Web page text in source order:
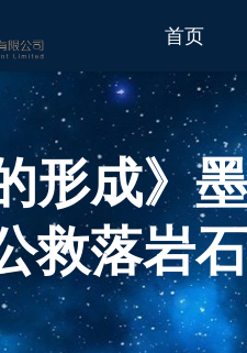
首页
形成》
救落岩石